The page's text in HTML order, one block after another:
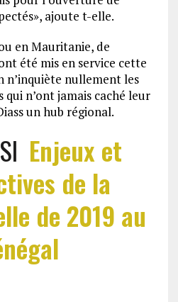
ajoute t-elle.
en Mauritanie, de
été mis en service cette
n’inquiète nullement les
qui n’ont jamais caché leur
un hub régional.
Enjeux et
de la
de 2019 au